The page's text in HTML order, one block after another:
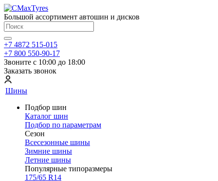
Большой ассортимент автошин и дисков
+7 4872 515-015
+7 800 550-90-17
Звоните с 10:00 до 18:00
Заказать звонок
Шины
Подбор шин
Каталог шин
Подбор по параметрам
Сезон
Всесезонные шины
Зимние шины
Летние шины
Популярные типоразмеры
175/65 R14